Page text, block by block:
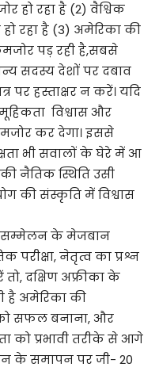
हो रहा है (2) वैश्विक
रहा है (3) अमेरिका की
पड़ रही है,सबसे
सदस्य देशों पर दबाव
पर हस्ताक्षर न करें। यदि
विश्वास और
कर देगा। इससे
भी सवालों के घेरे में आ
नैतिक स्थिति उसी
की संस्कृति में विश्वास
सम्मेलन के मेजबान
परीक्षा, नेतृत्व का प्रश्न
दक्षिण अफ्रीका के
है अमेरिका की
सफल बनाना, और
को प्रभावी तरीके से आगे
के समापन पर जी- 20